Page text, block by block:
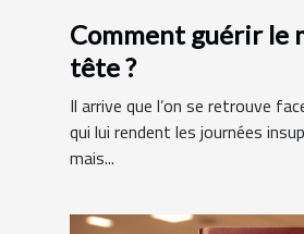
Comment guérir le
tête ?
Il arrive que l’on se retrouve
qui lui rendent les journées
mais...